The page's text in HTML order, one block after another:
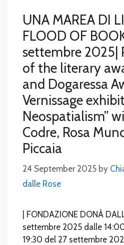
UNA MAREA DI
FLOOD OF
settembre 2025|
of the literary
and Dogaressa
Vernissage
Neospatialism”
Codre, Rosa
Piccaia
24 September 2025 by
dalle Rose
| FONDAZIONE DONÀ
settembre 2025 dalle
19:30 del 27 settembre